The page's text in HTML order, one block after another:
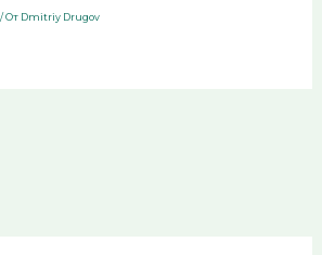
/ От Dmitriy Drugov